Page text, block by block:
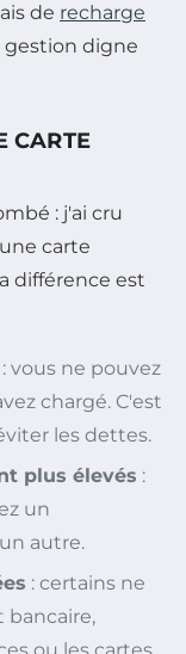
de recharge
gestion digne
CARTE
: j'ai cru
carte
différence est
: vous ne pouvez
chargé. C'est
les dettes.
plus élevés :
un
autre.
: certains ne